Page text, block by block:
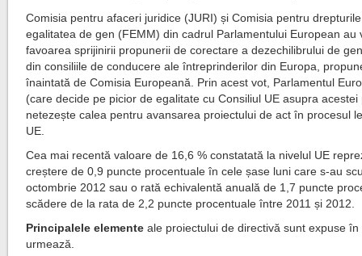
Comisia pentru afaceri juridice (JURI) și Comisia pentru
egalitatea de gen (FEMM) din cadrul Parlamentului European au
favoarea sprijinirii propunerii de corectare a dezechilibrului de
din consiliile de conducere ale întreprinderilor din Europa,
înaintată de Comisia Europeană. Prin acest vot, Parlamentul
(care decide pe picior de egalitate cu Consiliul UE asupra
netezește calea pentru avansarea proiectului de act în procesul
UE.
Cea mai recentă valoare de 16,6 % constatată la nivelul UE
creștere de 0,9 puncte procentuale în cele șase luni care s-au
octombrie 2012 sau o rată echivalentă anuală de 1,7 puncte
scădere de la rata de 2,2 puncte procentuale între 2011 și 2012.
Principalele elemente ale proiectului de directivă sunt expuse în
urmează.